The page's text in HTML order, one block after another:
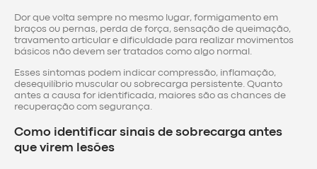
Dor que volta sempre no mesmo lugar, formigamento em
braços ou pernas, perda de força, sensação de queimação,
travamento articular e dificuldade para realizar movimentos
básicos não devem ser tratados como algo normal.
Esses sintomas podem indicar compressão, inflamação,
desequilíbrio muscular ou sobrecarga persistente. Quanto
antes a causa for identificada, maiores são as chances de
recuperação com segurança.
Como identificar sinais de sobrecarga antes
que virem lesões